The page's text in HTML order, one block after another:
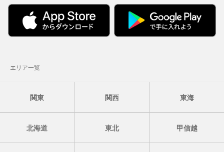
エリア一覧
関東 関西 東海
北海道 東北 甲信越